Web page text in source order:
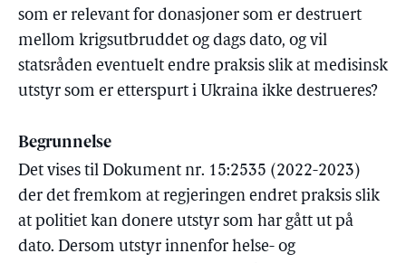
som er relevant for donasjoner som er destruert
mellom krigsutbruddet og dags dato, og vil
statsråden eventuelt endre praksis slik at medisinsk
utstyr som er etterspurt i Ukraina ikke destrueres?
Begrunnelse
Det vises til Dokument nr. 15:2535 (2022-2023)
der det fremkom at regjeringen endret praksis slik
at politiet kan donere utstyr som har gått ut på
dato. Dersom utstyr innenfor helse- og